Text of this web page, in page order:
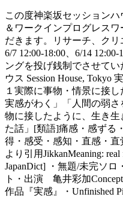
この度神楽坂セッション
＆ワークインプログレス
だきます。リサーチ、クリ
6/7 12:00-18:00、6/14
ングを投げ銭制でさせて
ウス Session House, Tokyo
１実際に事物・情景に接
実感がわく」「人間の弱
物に接したように、生き
た話」[類語]痛感・感ずる
得・感受・感知・直感・
より引用JikkanMeaning:
JapanDict] ・無題/未完ソロ
ト・出演 亀井彩加
作品『実感』・Unfinished